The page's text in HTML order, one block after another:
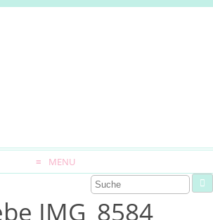
MENU
IMG_8584